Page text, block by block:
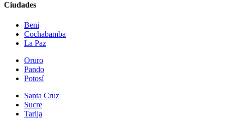
Ciudades
Beni
Cochabamba
La Paz
Oruro
Pando
Potosí
Santa Cruz
Sucre
Tarija